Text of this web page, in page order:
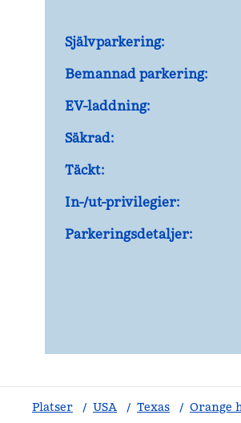
Självparkering:
Bemannad parkering:
EV-laddning:
Säkrad:
Täckt:
In-/ut-privilegier:
Parkeringsdetaljer:
Platser / USA / Texas / Orange